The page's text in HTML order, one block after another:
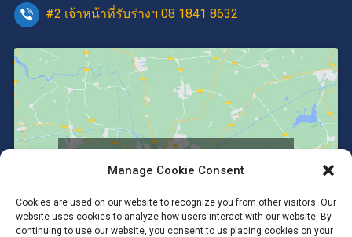
Manage Cookie Consent
Cookies are used on our website to recognize you from other visitors. Our
website uses cookies to analyze how users interact with our website. By
continuing to use our website, you consent to us placing cookies on your
#2 เจ้าหน้าที่รับร่างฯ 08 1841 8632
enable this content